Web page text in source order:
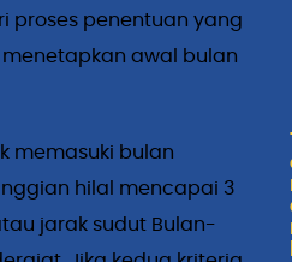
proses penentuan yang
awal bulan
memasuki bulan
hilal mencapai 3
jarak sudut Bulan-